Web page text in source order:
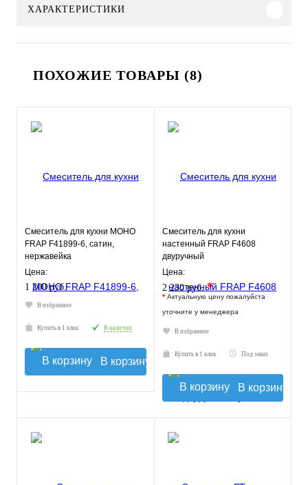
ХАРАКТЕРИСТИКИ
ПОХОЖИЕ ТОВАРЫ (8)
Смеситель для кухни МОНО
FRAP F41899-6, сатин,
нержавейка
Цена:
1 200 руб.
В избранное
Купить в 1 клик В наличии
В корзину
Смеситель для кухни
настенный FRAP F4608
двуручный
Цена:
2 230 руб.*
* Актуальную цену пожалуйста
уточните у менеджера
В избранное
Купить в 1 клик Под заказ
В корзину